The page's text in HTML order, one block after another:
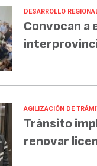
DESARROLLO
Convocan a
AGILIZACIÓN DE
Tránsito
renovar